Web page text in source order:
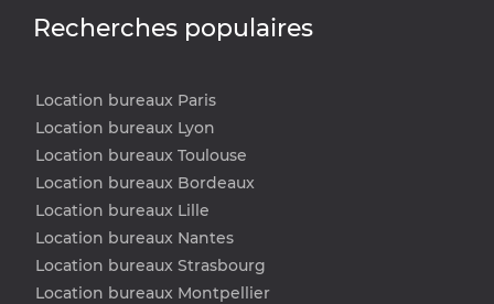
Recherches populaires
Location bureaux Paris
Location bureaux Lyon
Location bureaux Toulouse
Location bureaux Bordeaux
Location bureaux Lille
Location bureaux Nantes
Location bureaux Strasbourg
Location bureaux Montpellier